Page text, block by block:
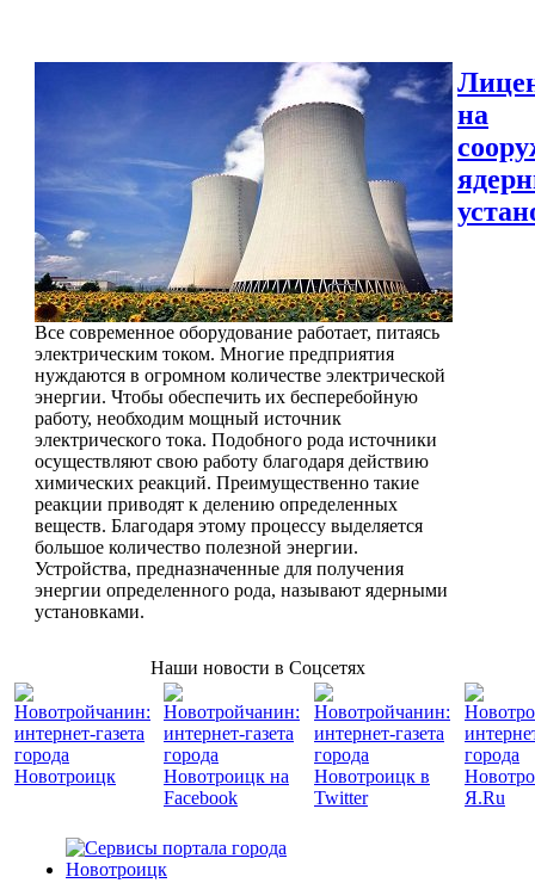
Все современное оборудование работает, питаясь
электрическим током. Многие предприятия
нуждаются в огромном количестве электрической
энергии. Чтобы обеспечить их бесперебойную
работу, необходим мощный источник
электрического тока. Подобного рода источники
осуществляют свою работу благодаря действию
химических реакций. Преимущественно такие
реакции приводят к делению определенных
веществ. Благодаря этому процессу выделяется
большое количество полезной энергии.
Устройства, предназначенные для получения
энергии определенного рода, называют ядерными
установками.
на
Наши новости в Соцсетях